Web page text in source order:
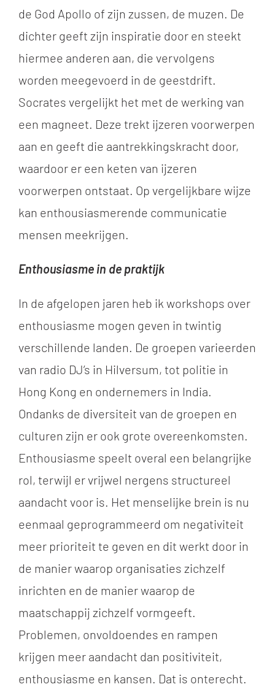
de God Apollo of zijn zussen, de muzen. De
dichter geeft zijn inspiratie door en steekt
hiermee anderen aan, die vervolgens
worden meegevoerd in de geestdrift.
Socrates vergelijkt het met de werking van
een magneet. Deze trekt ijzeren voorwerpen
aan en geeft die aantrekkingskracht door,
waardoor er een keten van ijzeren
voorwerpen ontstaat. Op vergelijkbare wijze
kan enthousiasmerende communicatie
mensen meekrijgen.
Enthousiasme in de praktijk
In de afgelopen jaren heb ik workshops over
enthousiasme mogen geven in twintig
verschillende landen. De groepen varieerden
van radio DJ’s in Hilversum, tot politie in
Hong Kong en ondernemers in India.
Ondanks de diversiteit van de groepen en
culturen zijn er ook grote overeenkomsten.
Enthousiasme speelt overal een belangrijke
rol, terwijl er vrijwel nergens structureel
aandacht voor is. Het menselijke brein is nu
eenmaal geprogrammeerd om negativiteit
meer prioriteit te geven en dit werkt door in
de manier waarop organisaties zichzelf
inrichten en de manier waarop de
maatschappij zichzelf vormgeeft.
Problemen, onvoldoendes en rampen
krijgen meer aandacht dan positiviteit,
enthousiasme en kansen. Dat is onterecht.